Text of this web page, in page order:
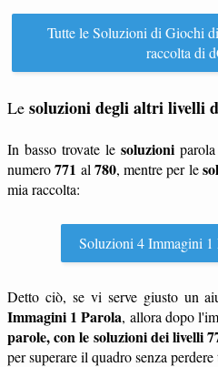
Tutte le Soluzioni di Giochi
raccolta di
Le soluzioni degli altri livelli
In basso trovate le soluzioni
numero771 al 780, mentre per le
mia raccolta:
Soluzioni 4 Immagini
Detto ciò, se vi serve giusto un
Immagini 1 Parola, allora dopo
parole, con le soluzioni dei livelli
per superare il quadro senza